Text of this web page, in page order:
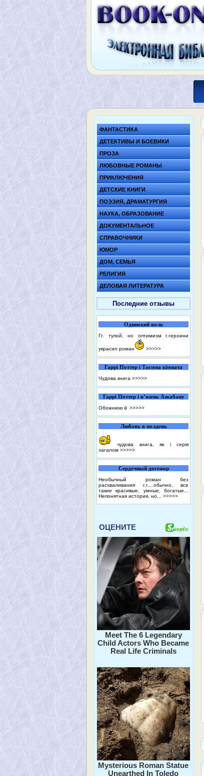
ФАНТАСТИКА
ДЕТЕКТИВЫ И БОЕВИКИ
ПРОЗА
ЛЮБОВНЫЕ РОМАНЫ
ПРИКЛЮЧЕНИЯ
ДЕТСКИЕ КНИГИ
ПОЭЗИЯ, ДРАМАТУРГИЯ
НАУКА, ОБРАЗОВАНИЕ
ДОКУМЕНТАЛЬНОЕ
СПРАВОЧНИКИ
ЮМОР
ДОМ, СЕМЬЯ
РЕЛИГИЯ
ДЕЛОВАЯ ЛИТЕРАТУРА
Последние отзывы
Одинокий волк
Гг. тупой, но оптимизм г.героини
украсил роман >>>>>
Гаррі Поттер і Таємна кімната
Чудова книга >>>>>
Гаррі Поттер і в’язень Азкабану
Обожнюю☺️ >>>>>
Любовь в полдень
чудова книга, як і серія
загалом >>>>>
Сердечный договор
Необычный роман без
расхваливания г.г....обычно, все
такие красивые, умные, богатые...
Непонятная история, но... >>>>>
ОЦЕНИТЕ
Meet The 6 Legendary
Child Actors Who Became
Real Life Criminals
Mysterious Roman Statue
Unearthed In Toledo